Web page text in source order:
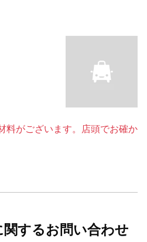
料がございます。店頭でお確か
するお問い合わせ